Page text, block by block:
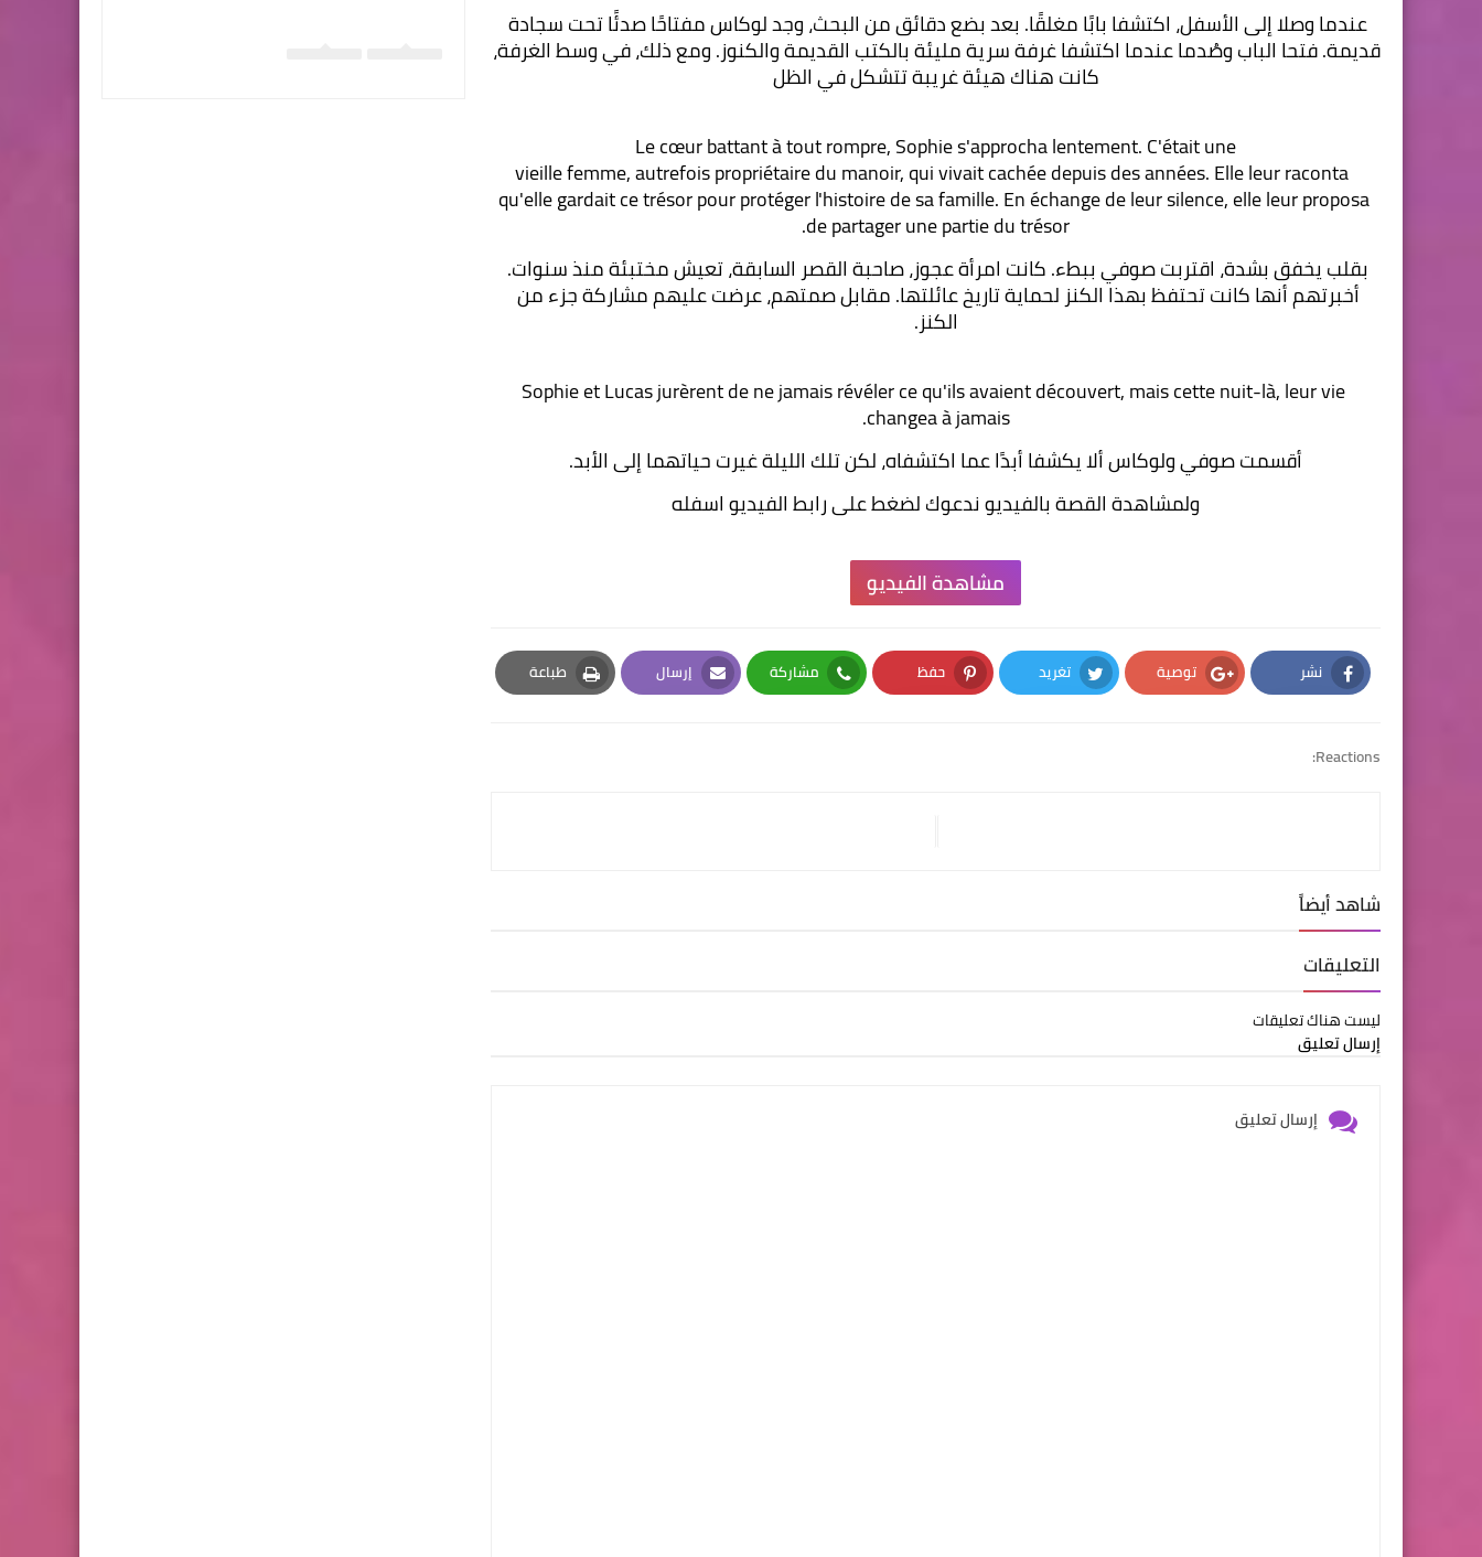
عندما وصلا إلى الأسفل، اكتشفا بابًا مغلقًا. بعد بضع دقائق من البحث، وجد لوكاس مفتاحًا صدئًا تحت سجادة
كانت هناك هيئة غريبة تتشكل في الظل
Le cœur battant à tout rompre, Sophie s'approcha lentement. C'était une
vieille femme, autrefois propriétaire du manoir, qui vivait cachée depuis des années. Elle leur raconta
qu'elle gardait ce trésor pour protéger l'histoire de sa famille. En échange de leur silence, elle leur proposa
de partager une partie du trésor.
الكنز.
Sophie et Lucas jurèrent de ne jamais révéler ce qu'ils avaient découvert, mais cette nuit-là, leur vie
changea à jamais.
أقسمت صوفي ولوكاس ألا يكشفا أبدًا عما اكتشفاه، لكن تلك الليلة غيرت حياتهما إلى الأبد.
ولمشاهدة القصة بالفيديو ندعوك لضغط على رابط الفيديو اسفله
مشاهدة الفيديو
نشر
Facebook
توصية
Google Plus
تغريد
Twitter
حفظ
Pinterest
مشاركة
Whatsapp
إرسال
Email
طباعة
Print
Reactions:
شاهد أيضاً
التعليقات
ليست هناك تعليقات
إرسال تعليق
إرسال تعليق